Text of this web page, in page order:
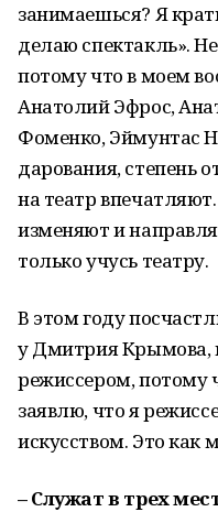
занимаешься? Я
делаю спектакль».
потому что в моем
Анатолий Эфрос,
Фоменко, Эймунтас
дарования, степень
на театр
изменяют и
только учусь театру.
В этом году
у Дмитрия Крымова,
режиссером, потому
заявлю, что я
искусством. Это
– Служат в трех